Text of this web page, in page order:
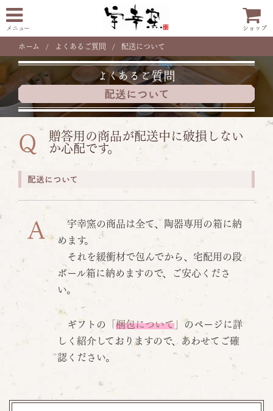
メニュー ショップ
ホーム よくあるご質問 配送について
よくあるご質問
配送について
Q
贈答用の商品が配送中に破損しない
か心配です。
配送について
A
宇幸窯の商品は全て、陶器専用の箱に納
めます。
それを緩衝材で包んでから、宅配用の段
ボール箱に納めますので、ご安心くださ
い。
ギフトの 梱包について
のページに詳
しく紹介しておりますので、あわせてご確
認ください。